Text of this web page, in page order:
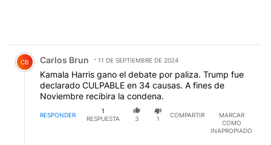
Comentario de Carlos Brun.
CB Carlos Brun 11 DE SEPTIEMBRE DE 2024
Kamala Harris gano el debate por paliza. Trump fue
declarado CULPABLE en 34 causas. A fines de
Noviembre recibira la condena.
RESPONDER
1
RESPUESTA
3 1
COMPARTIR
MARCAR
COMO
INAPROPIADO